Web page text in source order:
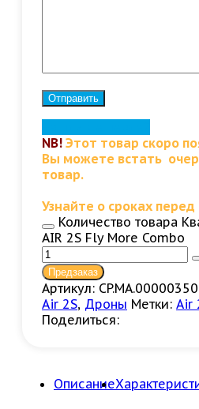
NB! Этот товар скоро
Вы можете встать
товар.
Узнайте о сроках перед
Количество товара
AIR 2S Fly More Combo
Предзаказ
Артикул:
Air 2S, Дроны Метки: Air
Поделиться:
Описание